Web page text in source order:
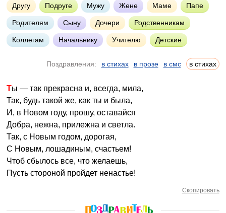
Другу Подруге Мужу Жене Маме Папе
Родителям Сыну Дочери Родственникам
Коллегам Начальнику Учителю Детские
Поздравления: в стихах в прозе в смс в стихах
Ты — так прекрасна и, всегда, мила,
Так, будь такой же, как ты и была,
И, в Новом году, прошу, оставайся
Добра, нежна, прилежна и светла.
Так, с Новым годом, дорогая,
С Новым, лошадиным, счастьем!
Чтоб сбылось все, что желаешь,
Пусть стороной пройдет ненастье!
Скопировать